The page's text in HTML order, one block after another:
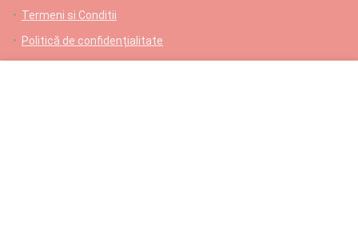
Termeni si Conditii
Politică de confidențialitate